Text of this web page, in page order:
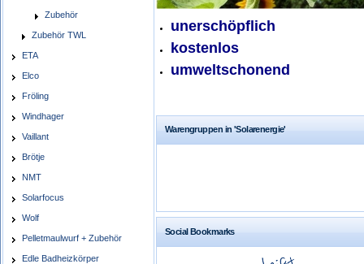
Zubehör
Zubehör TWL
ETA
Elco
Fröling
Windhager
Vaillant
Brötje
NMT
Solarfocus
Wolf
Pelletmaulwurf + Zubehör
Edle Badheizkörper
unerschöpflich
kostenlos
umweltschonend
Warengruppen in 'Solarenergie'
Social Bookmarks